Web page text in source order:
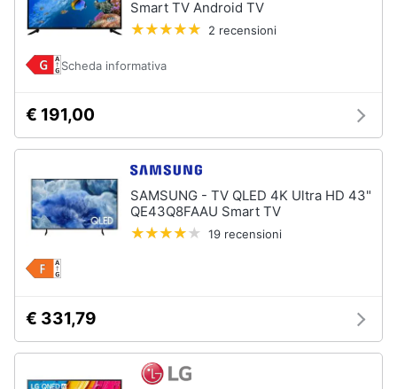
igiene
Beauty
Giocattoli
infanzia
Fotografia
Casalinghi
Abbigliamento
per
Home
Cinema
Tv
universale
Antenne
e
box
Android
Samsung
tutti
Smart TV Android TV
2 recensioni
Scheda informativa
€ 191,00
SAMSUNG - TV QLED 4K Ultra HD 43"
QE43Q8FAAU Smart TV
19 recensioni
€ 331,79